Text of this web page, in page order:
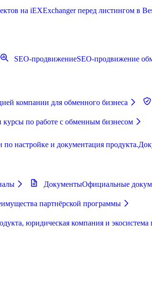
на iEXExchanger перед листингом в
SEO-продвижениеSEO-продвижение
компании для обменного бизнеса
по работе с обменным бизнесом
настройке и документация продукта.
ДокументыОфициальные
партнёрской программы
юридическая компания и экосистема